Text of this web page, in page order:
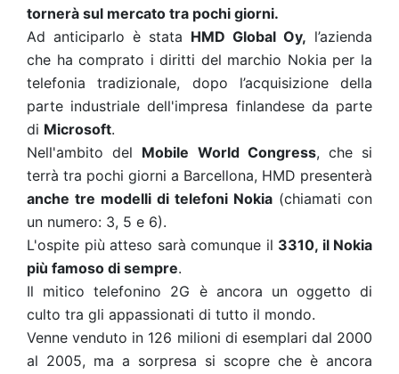
tornerà sul mercato tra pochi giorni.
Ad anticiparlo è stata HMD Global Oy, l’azienda
che ha comprato i diritti del marchio Nokia per la
telefonia tradizionale, dopo l’acquisizione della
parte industriale dell'impresa finlandese da parte
di Microsoft.
Nell'ambito del Mobile World Congress, che si
terrà tra pochi giorni a Barcellona, HMD presenterà
anche tre modelli di telefoni Nokia (chiamati con
un numero: 3, 5 e 6).
L'ospite più atteso sarà comunque il 3310, il Nokia
più famoso di sempre.
Il mitico telefonino 2G è ancora un oggetto di
culto tra gli appassionati di tutto il mondo.
Venne venduto in 126 milioni di esemplari dal 2000
al 2005, ma a sorpresa si scopre che è ancora